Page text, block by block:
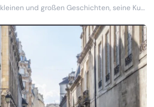
Entdecken Sie ein Viertel, seine kleinen und großen Geschichten, seine Kuriositäten, aber auch seine Geheimnisse